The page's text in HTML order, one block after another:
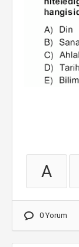
A
0 Yorum